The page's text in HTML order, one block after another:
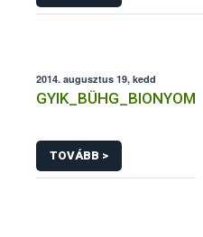
2014. augusztus 19, kedd
GYIK_BÜHG_BIONYOM
TOVÁBB >